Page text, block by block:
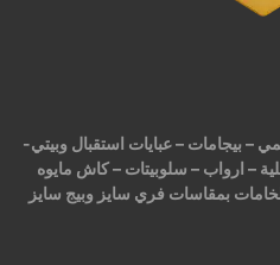
– بيجامات – عبايات استقبال وبيتي-
– ارواب – سلوبيتات – كاش مايوه
بمقاسات فري سايز وبيج سايز